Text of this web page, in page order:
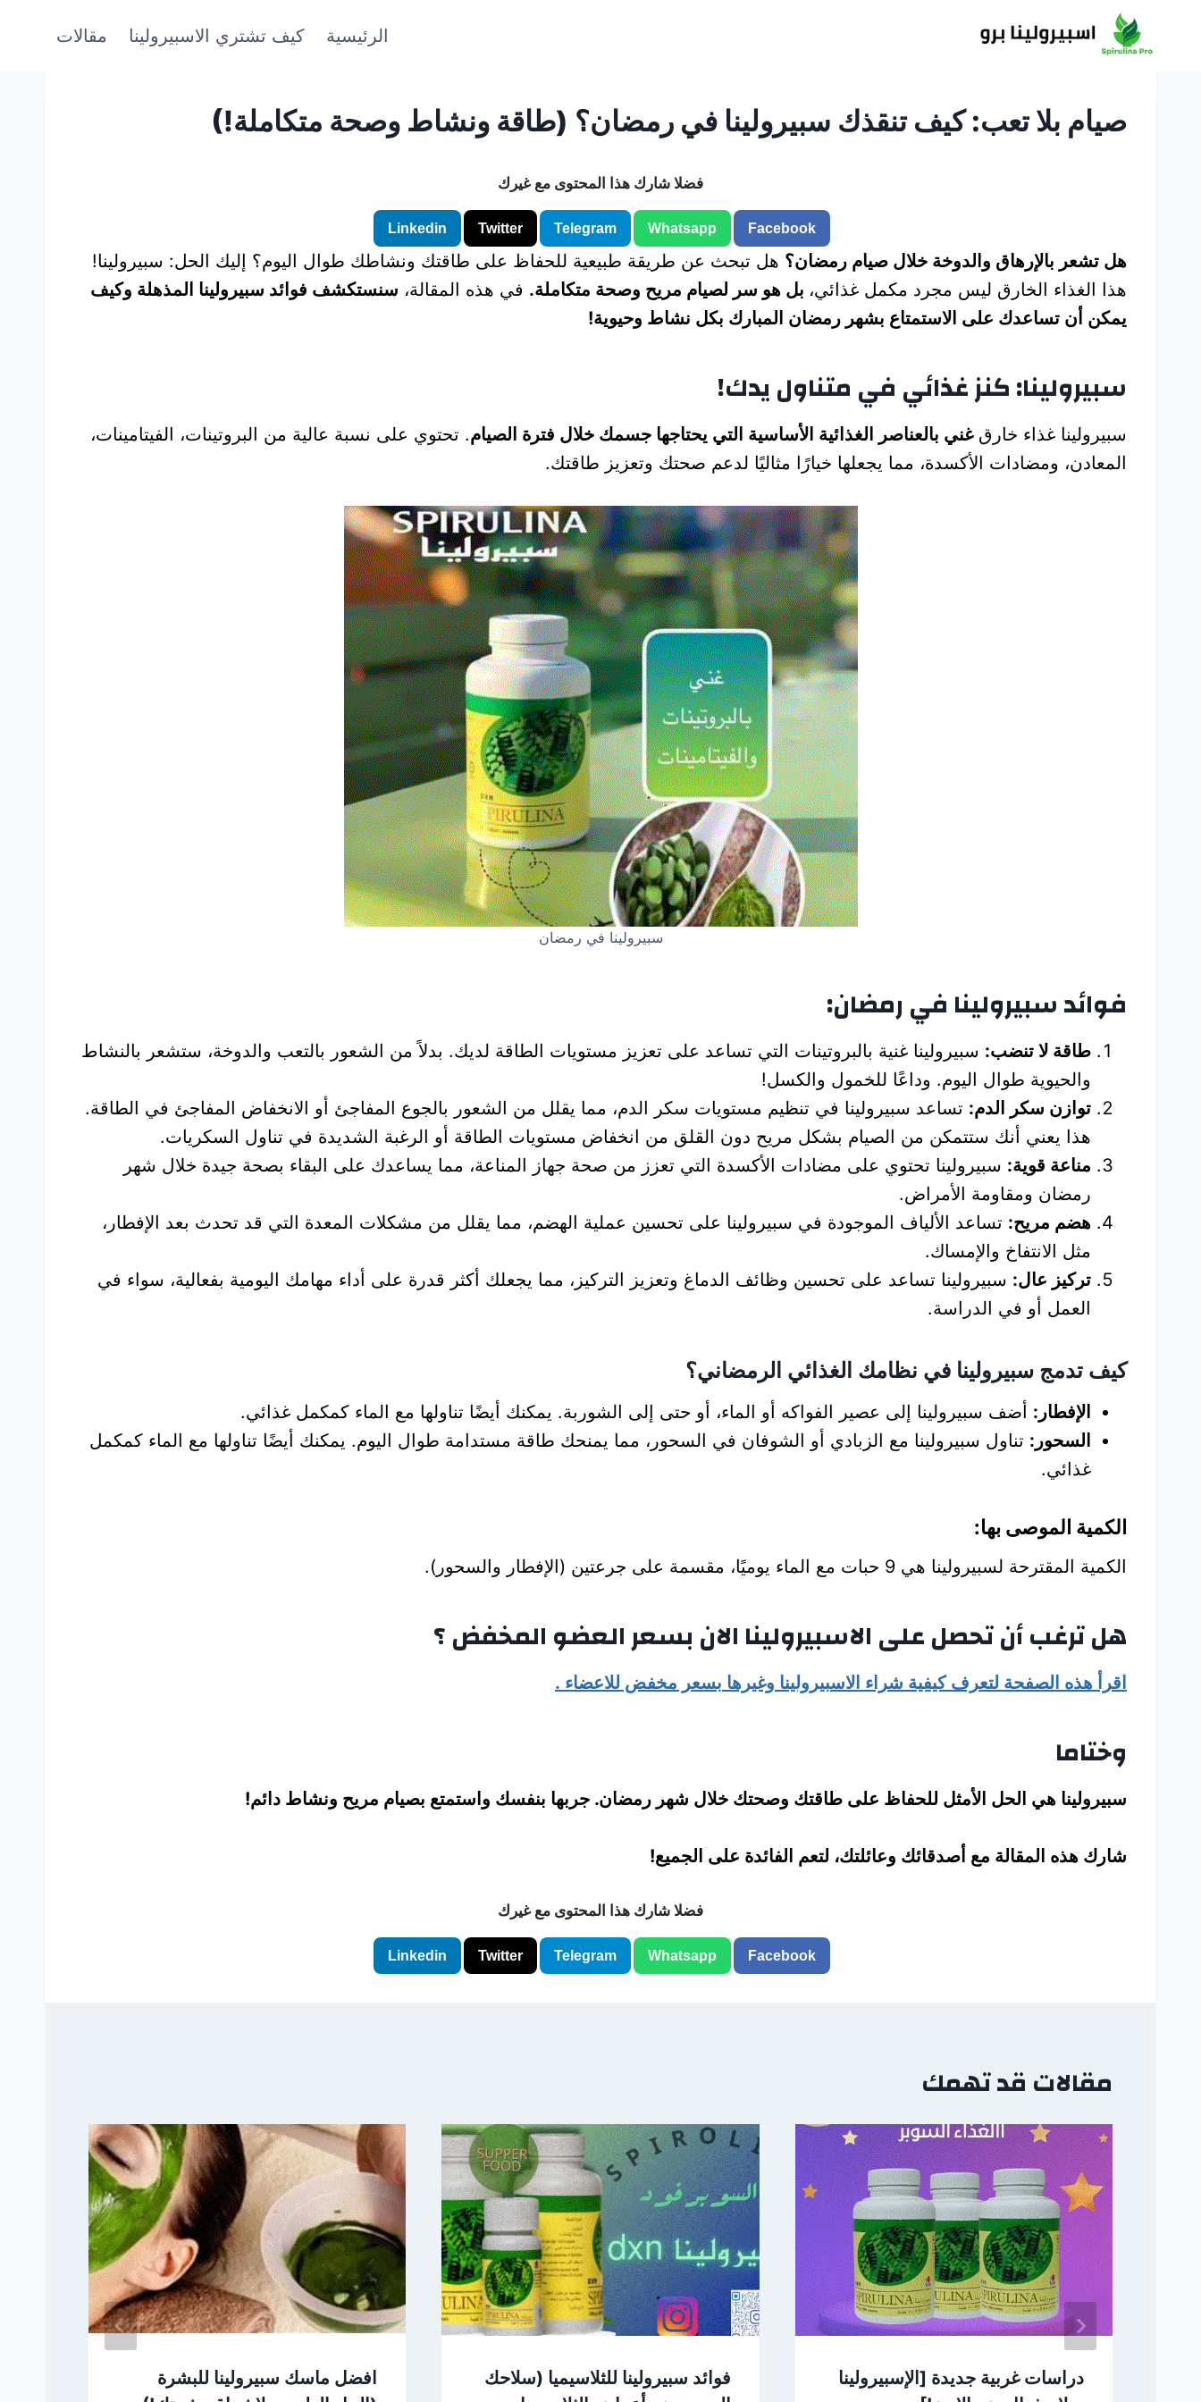
الرئيسية كيف تشتري الاسبيرولينا مقالات
صيام بلا تعب: كيف تنقذك سبيرولينا في رمضان؟ (طاقة ونشاط وصحة متكاملة!)
فضلا شارك هذا المحتوى مع غيرك
Facebook
Whatsapp
Telegram
Twitter
Linkedin
هل تشعر بالإرهاق والدوخة خلال صيام رمضان؟ هل تبحث عن طريقة طبيعية للحفاظ على طاقتك ونشاطك طوال اليوم؟ إليك الحل: سبيرولينا!
هذا الغذاء الخارق ليس مجرد مكمل غذائي، بل هو سر لصيام مريح وصحة متكاملة. في هذه المقالة، سنستكشف فوائد سبيرولينا المذهلة وكيف
يمكن أن تساعدك على الاستمتاع بشهر رمضان المبارك بكل نشاط وحيوية!
سبيرولينا: كنز غذائي في متناول يدك!
سبيرولينا غذاء خارقغني بالعناصر الغذائية الأساسية التي يحتاجها جسمك خلال فترة الصيام. تحتوي على نسبة عالية من البروتينات، الفيتامينات،
المعادن، ومضادات الأكسدة، مما يجعلها خيارًا مثاليًا لدعم صحتك وتعزيز طاقتك.
سبيرولينا في رمضان
فوائد سبيرولينا في رمضان:
طاقة لا تنضب: سبيرولينا غنية بالبروتينات التي تساعد على تعزيز مستويات الطاقة لديك. بدلاً من الشعور بالتعب والدوخة، ستشعر بالنشاط
والحيوية طوال اليوم. وداعًا للخمول والكسل!
توازن سكر الدم: تساعد سبيرولينا في تنظيم مستويات سكر الدم، مما يقلل من الشعور بالجوع المفاجئ أو الانخفاض المفاجئ في الطاقة.
هذا يعني أنك ستتمكن من الصيام بشكل مريح دون القلق من انخفاض مستويات الطاقة أو الرغبة الشديدة في تناول السكريات.
مناعة قوية: سبيرولينا تحتوي على مضادات الأكسدة التي تعزز من صحة جهاز المناعة، مما يساعدك على البقاء بصحة جيدة خلال شهر
رمضان ومقاومة الأمراض.
هضم مريح: تساعد الألياف الموجودة في سبيرولينا على تحسين عملية الهضم، مما يقلل من مشكلات المعدة التي قد تحدث بعد الإفطار،
مثل الانتفاخ والإمساك.
تركيز عال: سبيرولينا تساعد على تحسين وظائف الدماغ وتعزيز التركيز، مما يجعلك أكثر قدرة على أداء مهامك اليومية بفعالية، سواء في
العمل أو في الدراسة.
كيف تدمج سبيرولينا في نظامك الغذائي الرمضاني؟
الإفطار: أضف سبيرولينا إلى عصير الفواكه أو الماء، أو حتى إلى الشوربة. يمكنك أيضًا تناولها مع الماء كمكمل غذائي.
السحور: تناول سبيرولينا مع الزبادي أو الشوفان في السحور، مما يمنحك طاقة مستدامة طوال اليوم. يمكنك أيضًا تناولها مع الماء كمكمل
غذائي.
الكمية الموصى بها:
الكمية المقترحة لسبيرولينا هي 9 حبات مع الماء يوميًا، مقسمة على جرعتين (الإفطار والسحور).
هل ترغب أن تحصل على الاسبيرولينا الان بسعر العضو المخفض ؟
اقرأ هذه الصفحة لتعرف كيفية شراء الاسبيرولينا وغيرها بسعر مخفض للاعضاء .
وختاما
سبيرولينا هي الحل الأمثل للحفاظ على طاقتك وصحتك خلال شهر رمضان. جربها بنفسك واستمتع بصيام مريح ونشاط دائم!
شارك هذه المقالة مع أصدقائك وعائلتك، لتعم الفائدة على الجميع!
فضلا شارك هذا المحتوى مع غيرك
Facebook
Whatsapp
Telegram
Twitter
Linkedin
مقالات قد تهمك
دراسات غربية جديدة [الإسبيرولينا
فوائد سبيرولينا للثلاسيميا (سلاحك
افضل ماسك سبيرولينا للبشرة